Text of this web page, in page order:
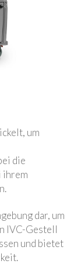
um
die
ihrem
dar, um
IVC-Gestell
und bietet